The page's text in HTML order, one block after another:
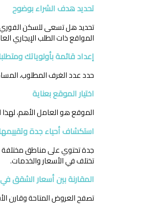
تحديد هدف الشراء بوضوح
تحديد هل تسعى للسكن الفوري
المواقع ذات الطلب الإيجاري
إعداد قائمة بأولوياتك
حدد عدد الغرف المطلوب،
اختيار الموقع بعناية
الموقع هو العامل الأهم، لهذا
استكشاف أحياء جدة
جدة تحتوي على مناطق مختلفة
تختلف في الأسعار والخدمات.
المقارنة بين أسعار الشقق
تصفح العروض المتاحة وقارن